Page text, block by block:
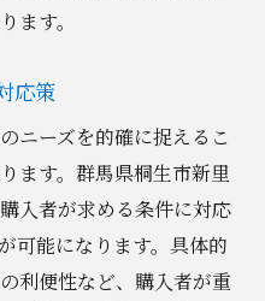
ます。
応策
ニーズを的確に捉えるこ
ます。群馬県桐生市新里
入者が求める条件に対応
可能になります。具体的
利便性など、購入者が重